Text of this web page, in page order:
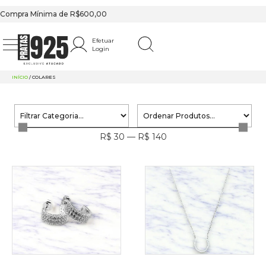
Compra Mínima de R$600,00
Efetuar
Login
INÍCIO / COLARES
R$ 30 — R$ 140